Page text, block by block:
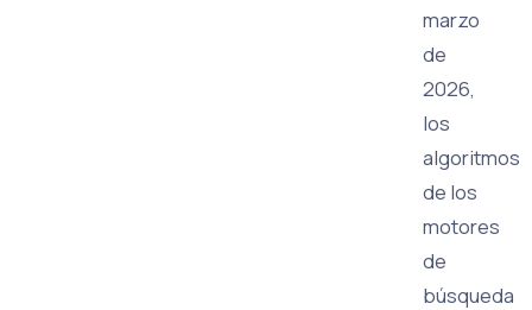
marzo
de
2026,
los
algoritmos
de los
motores
de
búsqueda